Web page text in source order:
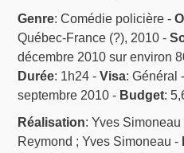
Genre: Comédie policière -
Québec-France (?), 2010 -
décembre 2010 sur environ
Durée: 1h24 -Visa: Général
septembre 2010 - Budget:
Réalisation: Yves
Reymond ; Yves Simoneau -